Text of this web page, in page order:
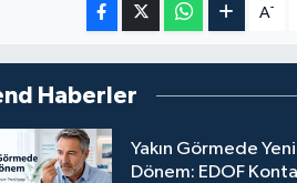
A-
Haberler
Yakın Görmede Yeni
Dönem: EDOF